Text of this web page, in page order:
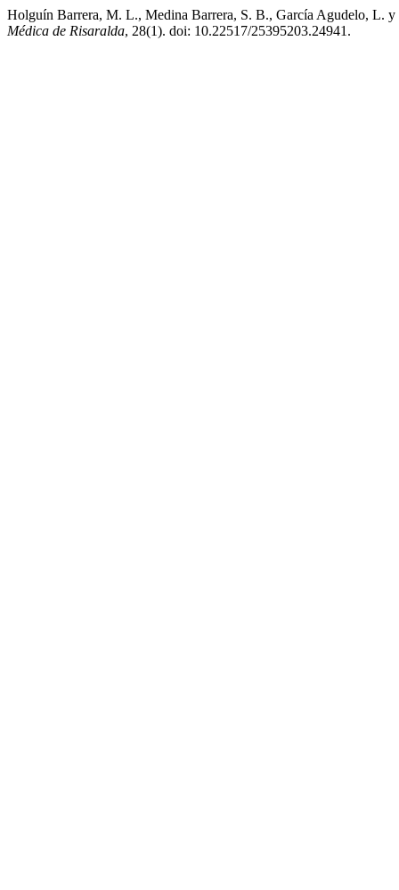
Holguín Barrera, M. L., Medina Barrera, S. B., García Agudelo, L.
Médica de Risaralda, 28(1). doi: 10.22517/25395203.24941.